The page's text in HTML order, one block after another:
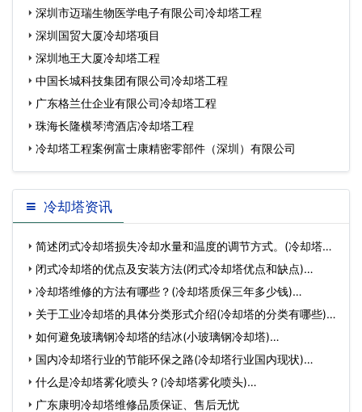
深圳市迈瑞生物医学电子有限公司冷却塔工程
深圳国贸大厦冷却塔项目
深圳地王大厦冷却塔工程
中国长城科技集团有限公司冷却塔工程
广东格兰仕企业有限公司冷却塔工程
珠海长隆横琴湾酒店冷却塔工程
冷却塔工程案例富士康精密零部件（深圳）有限公司
冷却塔资讯
简述闭式冷却塔损失冷却水量和温度的调节方式。(冷却塔补
水…闭式冷却塔的优点及安装方法(闭式冷却塔优点和缺点)…
冷却塔维修的方法有哪些？(冷却塔质保三年多少钱)…
关于工业冷却塔的具体分类形式介绍(冷却塔的分类有哪些)…
如何避免玻璃钢冷却塔的结冰(小玻璃钢冷却塔)…
国内冷却塔行业的节能环保之路(冷却塔行业国内现状)…
什么是冷却塔雾化喷头？(冷却塔雾化喷头)…
广东康明冷却塔维修品质保证、售后无忧